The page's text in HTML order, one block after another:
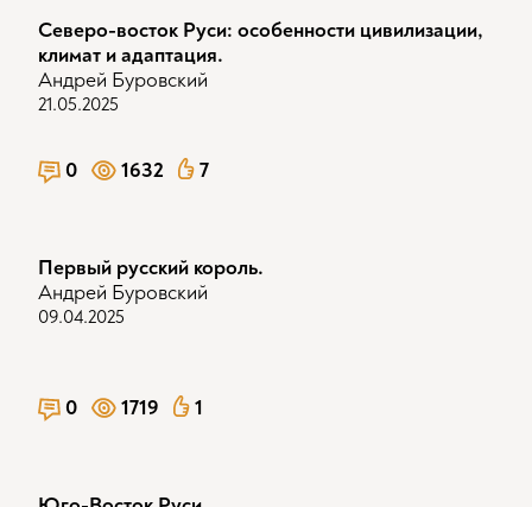
Северо-восток Руси: особенности цивилизации,
климат и адаптация.
Андрей Буровский
21.05.2025
0 1632 7
Первый русский король.
Андрей Буровский
09.04.2025
0 1719 1